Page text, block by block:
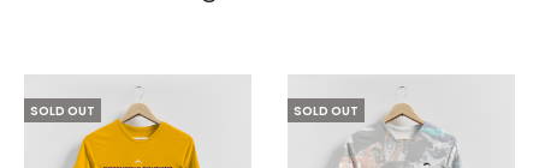
SOLD OUT SOLD OUT